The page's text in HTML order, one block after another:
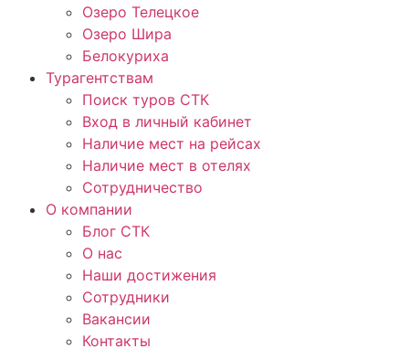
Озеро Телецкое
Озеро Шира
Белокуриха
Турагентствам
Поиск туров СТК
Вход в личный кабинет
Наличие мест на рейсах
Наличие мест в отелях
Сотрудничество
О компании
Блог СТК
О нас
Наши достижения
Сотрудники
Вакансии
Контакты